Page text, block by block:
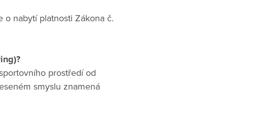
nabytí platnosti Zákona č.
prostředí od
smyslu znamená